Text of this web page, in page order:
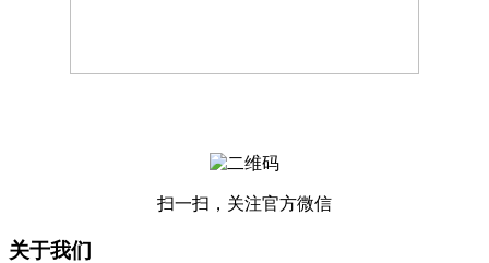
扫一扫，关注官方微信
关于我们